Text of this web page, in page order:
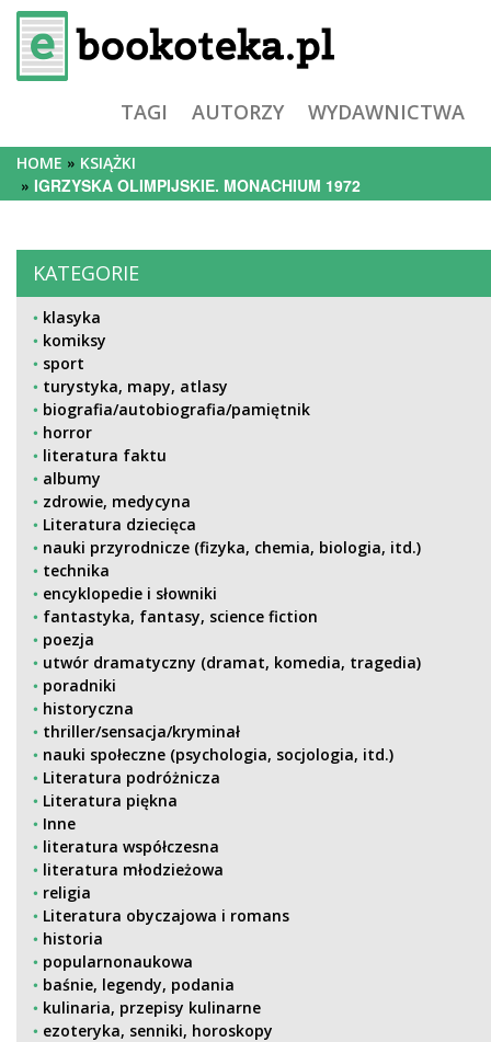
TAGI AUTORZY WYDAWNICTWA
HOME KSIĄŻKI
IGRZYSKA OLIMPIJSKIE. MONACHIUM 1972
KATEGORIE
klasyka
komiksy
sport
turystyka, mapy, atlasy
biografia/autobiografia/pamiętnik
horror
literatura faktu
albumy
zdrowie, medycyna
Literatura dziecięca
nauki przyrodnicze (fizyka, chemia, biologia, itd.)
technika
encyklopedie i słowniki
fantastyka, fantasy, science fiction
poezja
utwór dramatyczny (dramat, komedia, tragedia)
poradniki
historyczna
thriller/sensacja/kryminał
nauki społeczne (psychologia, socjologia, itd.)
Literatura podróżnicza
Literatura piękna
Inne
literatura współczesna
literatura młodzieżowa
religia
Literatura obyczajowa i romans
historia
popularnonaukowa
baśnie, legendy, podania
kulinaria, przepisy kulinarne
ezoteryka, senniki, horoskopy